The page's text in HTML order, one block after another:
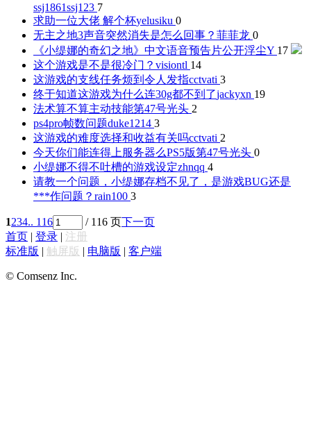
ssj1861ssj123 7
求助一位大佬 解个杯yelusiku 0
无主之地3声音突然消失是怎么回事？ 菲菲龙 0
《小缇娜的奇幻之地》中文语音预告片公开浮尘Y 17
这个游戏是不是很冷门？ visiontl 14
这游戏的支线任务烦到令人发指cctvati 3
终于知道这游戏为什么连30g都不到了jackyxn 19
法术算不算主动技能第47号光头 2
ps4pro帧数问题duke1214 3
这游戏的难度选择和收益有关吗cctvati 2
今天你们能连得上服务器么PS5版第47号光头 0
小缇娜不得不吐槽的游戏设定zhnqq 4
请教一个问题，小缇娜存档不见了，是游戏BUG还是
***作问题？ rain100 3
1234.. 116 / 116 页下一页
首页 | 登录 | 注册
标准版 | 触屏版 | 电脑版 | 客户端
© Comsenz Inc.